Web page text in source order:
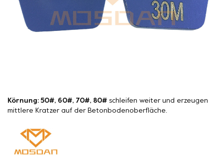
Körnung: 50#, 60#, 70#, 80# schleifen weiter und erzeugen
mittlere Kratzer auf der Betonbodenoberfläche.